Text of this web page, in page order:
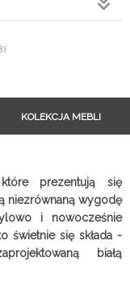
KOLEKCJA MEBLI
prezentują się
niezrównaną wygodę
i nowocześnie
świetnie się składa -
białą